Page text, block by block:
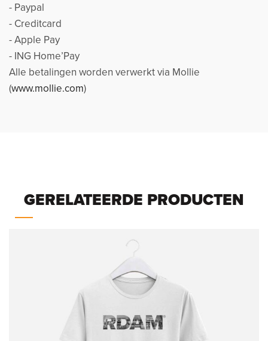
- Paypal
- Creditcard
- Apple Pay
- ING Home’Pay
Alle betalingen worden verwerkt via Mollie
(www.mollie.com)
GERELATEERDE PRODUCTEN